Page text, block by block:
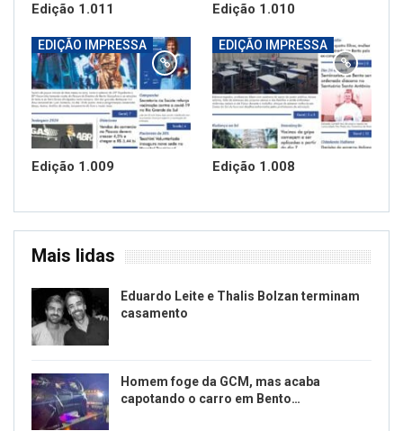
Edição 1.011 Edição 1.010
EDIÇÃO IMPRESSA
Edição 1.009
EDIÇÃO IMPRESSA
Edição 1.008
Mais lidas
Eduardo Leite e Thalis Bolzan terminam
casamento
Homem foge da GCM, mas acaba
capotando o carro em Bento…